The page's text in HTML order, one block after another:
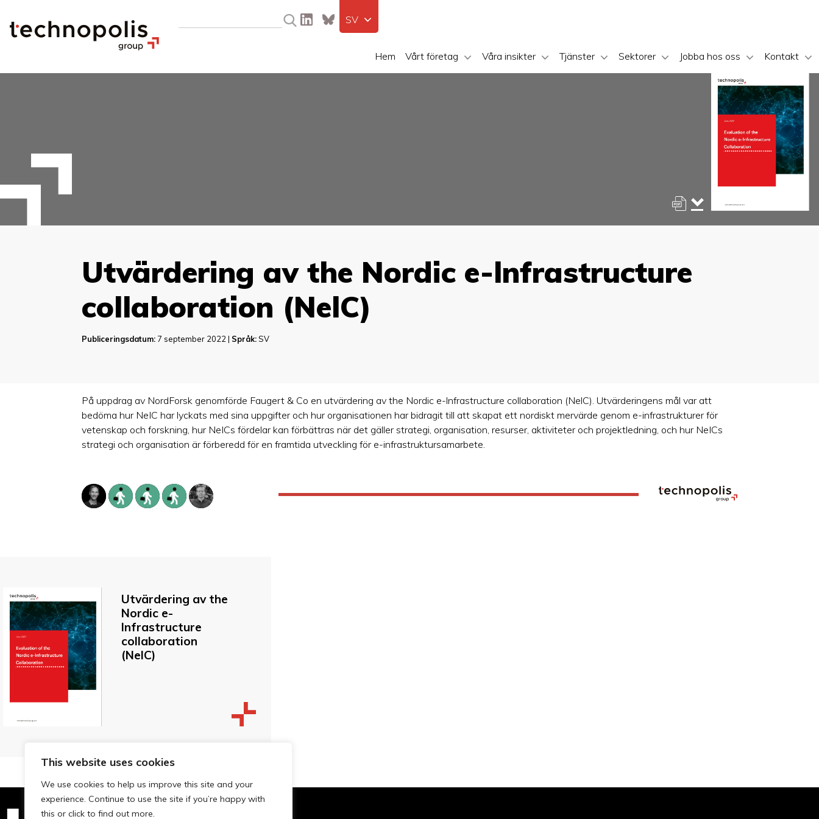
This website uses cookies
We use cookies to help us improve this site and your
experience. Continue to use the site if you’re happy with
this or click to find out more.
Hem Vårt företag Våra insikter Tjänster Sektorer Jobba hos oss Kontakt
SV
Utvärdering av the Nordic e-lnfrastructure
collaboration (NelC)
Publiceringsdatum: 7 september 2022 | Språk:SV
På uppdrag av NordForsk genomförde Faugert & Co en utvärdering av the Nordic e-lnfrastructure collaboration (NelC). Utvärderingens mål var att
bedöma hur NeIC har lyckats med sina uppgifter och hur organisationen har bidragit till att skapat ett nordiskt mervärde genom e-infrastrukturer för
vetenskap och forskning, hur NeICs fördelar kan förbättras när det gäller strategi, organisation, resurser, aktiviteter och projektledning, och hur NeICs
strategi och organisation är förberedd för en framtida utveckling för e-infrastruktursamarbete.
Utvärdering av the
Nordic e-
lnfrastructure
collaboration
(NelC)